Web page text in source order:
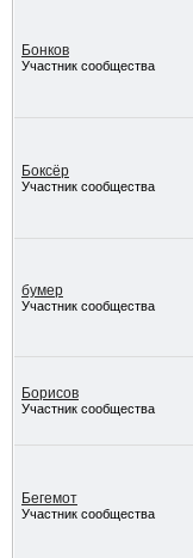
Бонков
Участник сообщества
Боксёр
Участник сообщества
бумер
Участник сообщества
Борисов
Участник сообщества
Бегемот
Участник сообщества